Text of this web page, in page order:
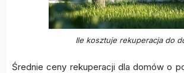
Ile kosztuje rekuperacja do
Średnie ceny rekuperacji dla domów o